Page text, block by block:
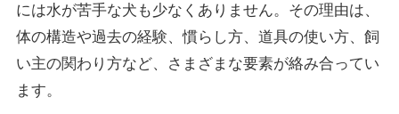
には水が苦手な犬も少なくありません。その理由は、
体の構造や過去の経験、慣らし方、道具の使い方、飼
い主の関わり方など、さまざまな要素が絡み合ってい
ます。